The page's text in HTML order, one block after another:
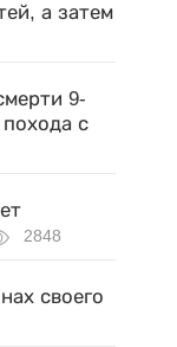
а затем
9-
с
2848
своего